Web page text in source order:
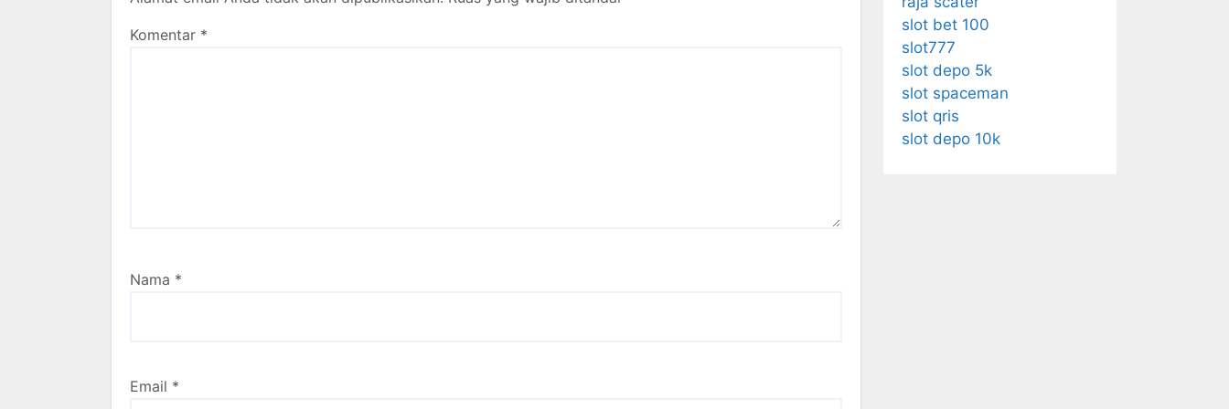
Komentar *
Nama *
Email *
slot bet 100
slot777
slot depo 5k
slot spaceman
slot qris
slot depo 10k